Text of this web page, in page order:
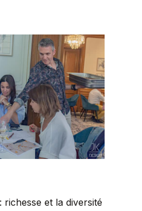
richesse et la diversité